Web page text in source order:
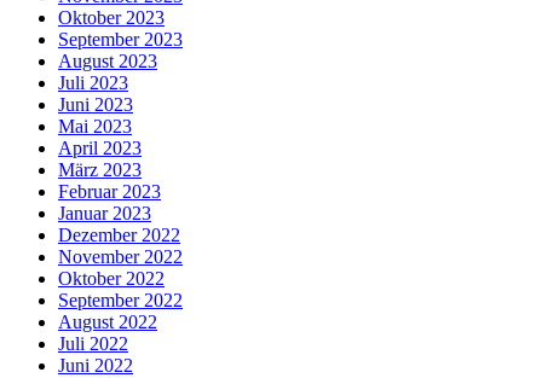
Oktober 2023
September 2023
August 2023
Juli 2023
Juni 2023
Mai 2023
April 2023
März 2023
Februar 2023
Januar 2023
Dezember 2022
November 2022
Oktober 2022
September 2022
August 2022
Juli 2022
Juni 2022